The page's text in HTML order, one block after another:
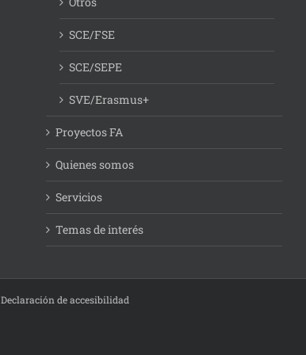
SCE/FSE
SCE/SEPE
SVE/Erasmus+
Proyectos FA
Quienes somos
Servicios
Temas de interés
Declaración de accesibilidad